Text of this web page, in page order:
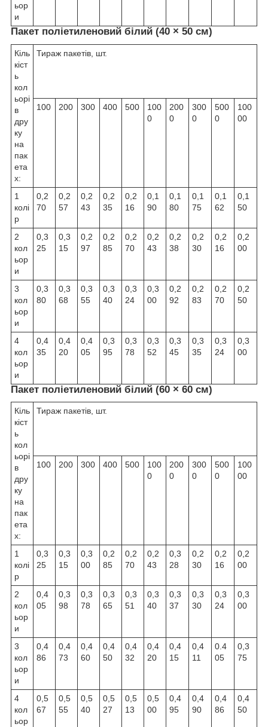
ьор
и
Пакет поліетиленовий білий (40 × 50 см)
Кіль
кіст
ь
кол
ьорі
в
дру
ку
на
пак
ета
х:
Тираж пакетів, шт.
100 200 300 400 500
100
0
200
0
300
0
500
0
100
00
1
колі
р
0,2
70
0,2
57
0,2
43
0,2
35
0,2
16
0,1
90
0,1
80
0,1
75
0,1
62
0,1
50
2
кол
ьор
и
0,3
25
0,3
15
0,2
97
0,2
85
0,2
70
0,2
43
0,2
38
0,2
30
0,2
16
0,2
00
3
кол
ьор
и
0,3
80
0,3
68
0,3
55
0,3
40
0,3
24
0,3
00
0,2
92
0,2
83
0,2
70
0,2
50
4
кол
ьор
и
0,4
35
0,4
20
0,4
05
0,3
95
0,3
78
0,3
52
0,3
45
0,3
35
0,3
24
0,3
00
Пакет поліетиленовий білий (60 × 60 см)
Кіль
кіст
ь
кол
ьорі
в
дру
ку
на
пак
ета
х:
Тираж пакетів, шт.
100 200 300 400 500
100
0
200
0
300
0
500
0
100
00
1
колі
р
0,3
25
0,3
15
0,3
00
0,2
85
0,2
70
0,2
43
0,3
28
0,2
30
0,2
16
0,2
00
2
кол
ьор
и
0,4
05
0,3
98
0,3
78
0,3
65
0,3
51
0,3
40
0,3
37
0,3
30
0,3
24
0,3
00
3
кол
ьор
и
0,4
86
0,4
73
0,4
60
0,4
50
0,4
32
0,4
20
0,4
15
0,4
11
0.4
05
0,3
75
4
кол
ьор
0,5
67
0,5
55
0,5
40
0,5
27
0,5
13
0,5
00
0,4
95
0,4
90
0,4
86
0,4
50